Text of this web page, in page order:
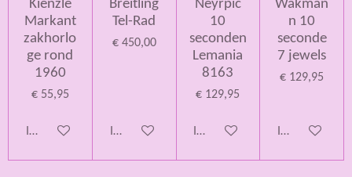
Kienzle
Markant
zakhorlo
ge rond
1960
€ 55,95
In winkelwagen
Breitling
Tel-Rad
€ 450,00
In winkelwagen
Neyrpic
10
seconden
Lemania
8163
€ 129,95
In winkelwagen
Wakman
n 10
seconde
7 jewels
€ 129,95
In